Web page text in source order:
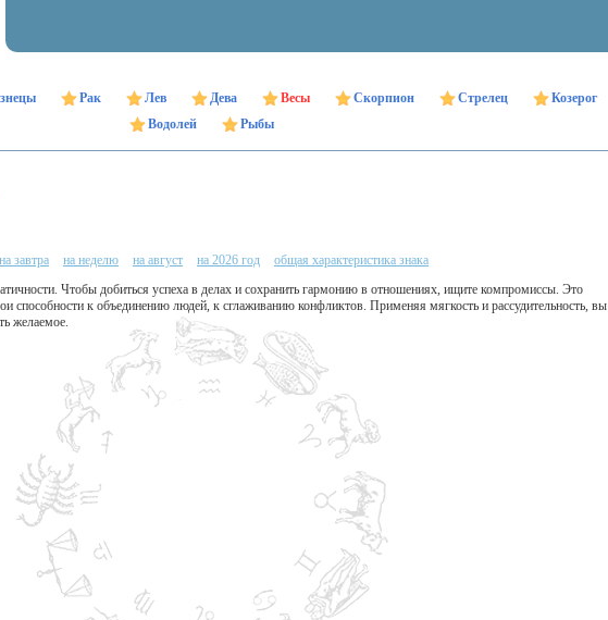
Рак Лев Дева Весы Скорпион Стрелец
Козерог
Водолей
Рыбы
на завтра на неделю на август на 2026 год
общая характеристика знака
Чтобы добиться успеха в делах и сохранить гармонию в отношениях, ищите компромиссы. Это
способности к объединению людей, к сглаживанию конфликтов. Применяя мягкость и рассудительность, вы
желаемое.